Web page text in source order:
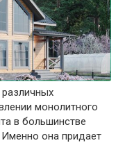
монолитного
в большинстве
Именно она придает